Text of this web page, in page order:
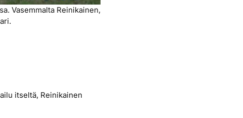
Vasemmalta Reinikainen,
itseltä, Reinikainen